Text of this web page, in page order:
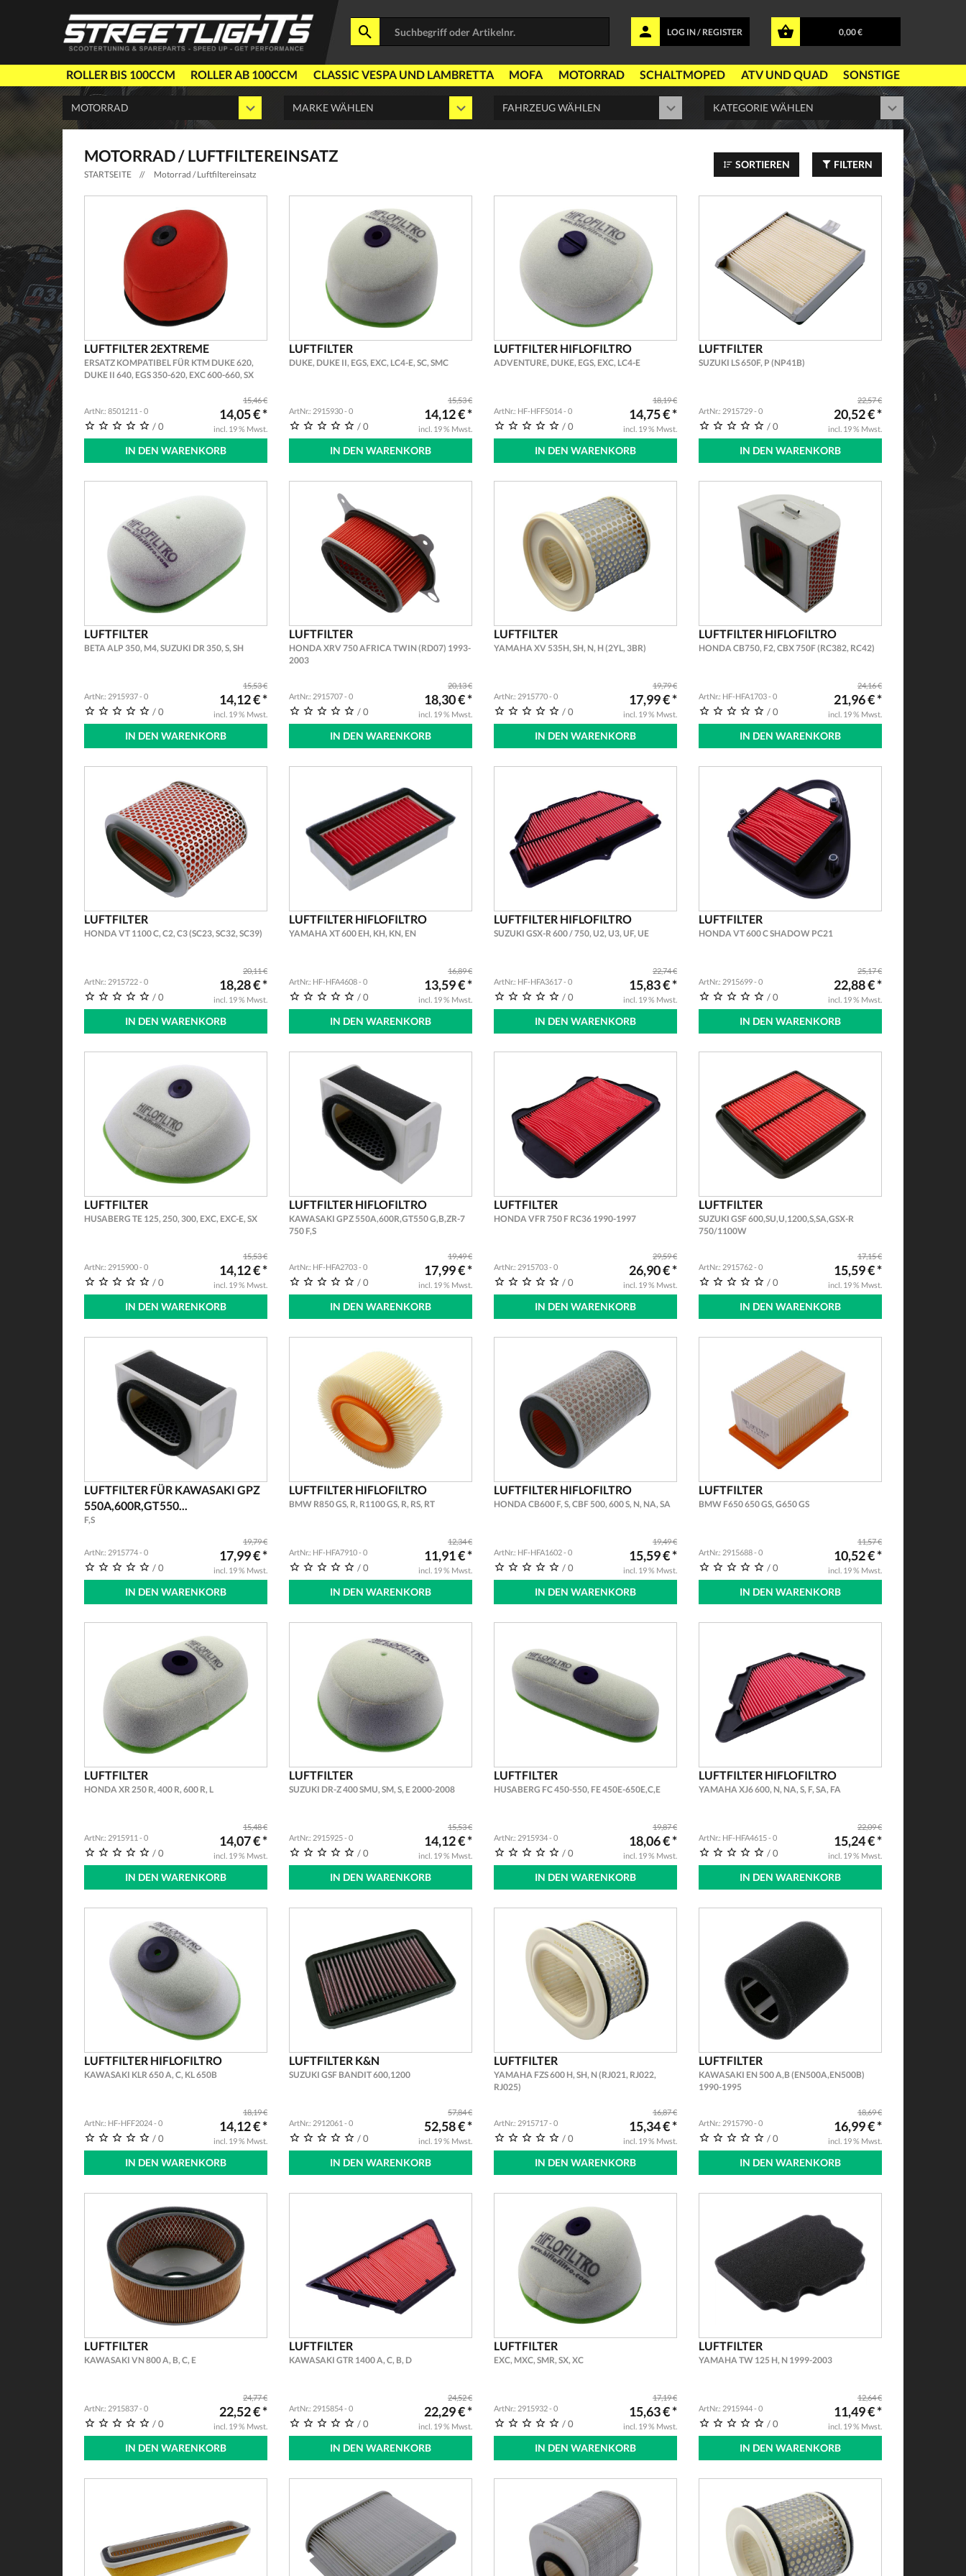
LOG IN / REGISTER 0,00 €
ROLLER BIS 100CCM ROLLER AB 100CCM CLASSIC VESPA UND LAMBRETTA MOFA MOTORRAD SCHALTMOPED ATV UND QUAD SONSTIGE
MOTORRAD / LUFTFILTEREINSATZ
STARTSEITE // Motorrad / Luftfiltereinsatz
SORTIEREN FILTERN
LUFTFILTER 2EXTREME
ERSATZ KOMPATIBEL FÜR KTM DUKE 620,
DUKE II 640, EGS 350-620, EXC 600-660, SX
ArtNr.: 8501211 - 0
/ 0
15,46 €
14,05 € *
incl. 19 % Mwst.
IN DEN WARENKORB
LUFTFILTER
DUKE, DUKE II, EGS, EXC, LC4-E, SC, SMC
ArtNr.: 2915930 - 0
/ 0
15,53 €
14,12 € *
incl. 19 % Mwst.
IN DEN WARENKORB
LUFTFILTER HIFLOFILTRO
ADVENTURE, DUKE, EGS, EXC, LC4-E
ArtNr.: HF-HFF5014 - 0
/ 0
18,19 €
14,75 € *
incl. 19 % Mwst.
IN DEN WARENKORB
LUFTFILTER
SUZUKI LS 650F, P (NP41B)
ArtNr.: 2915729 - 0
/ 0
22,57 €
20,52 € *
incl. 19 % Mwst.
IN DEN WARENKORB
LUFTFILTER
BETA ALP 350, M4, SUZUKI DR 350, S, SH
ArtNr.: 2915937 - 0
/ 0
15,53 €
14,12 € *
incl. 19 % Mwst.
IN DEN WARENKORB
LUFTFILTER
HONDA XRV 750 AFRICA TWIN (RD07) 1993-
2003
ArtNr.: 2915707 - 0
/ 0
20,13 €
18,30 € *
incl. 19 % Mwst.
IN DEN WARENKORB
LUFTFILTER
YAMAHA XV 535H, SH, N, H (2YL, 3BR)
ArtNr.: 2915770 - 0
/ 0
19,79 €
17,99 € *
incl. 19 % Mwst.
IN DEN WARENKORB
LUFTFILTER HIFLOFILTRO
HONDA CB750, F2, CBX 750F (RC382, RC42)
ArtNr.: HF-HFA1703 - 0
/ 0
24,16 €
21,96 € *
incl. 19 % Mwst.
IN DEN WARENKORB
LUFTFILTER
HONDA VT 1100 C, C2, C3 (SC23, SC32, SC39)
ArtNr.: 2915722 - 0
/ 0
20,11 €
18,28 € *
incl. 19 % Mwst.
IN DEN WARENKORB
LUFTFILTER HIFLOFILTRO
YAMAHA XT 600 EH, KH, KN, EN
ArtNr.: HF-HFA4608 - 0
/ 0
16,89 €
13,59 € *
incl. 19 % Mwst.
IN DEN WARENKORB
LUFTFILTER HIFLOFILTRO
SUZUKI GSX-R 600 / 750, U2, U3, UF, UE
ArtNr.: HF-HFA3617 - 0
/ 0
22,74 €
15,83 € *
incl. 19 % Mwst.
IN DEN WARENKORB
LUFTFILTER
HONDA VT 600 C SHADOW PC21
ArtNr.: 2915699 - 0
/ 0
25,17 €
22,88 € *
incl. 19 % Mwst.
IN DEN WARENKORB
LUFTFILTER
HUSABERG TE 125, 250, 300, EXC, EXC-E, SX
ArtNr.: 2915900 - 0
/ 0
15,53 €
14,12 € *
incl. 19 % Mwst.
IN DEN WARENKORB
LUFTFILTER HIFLOFILTRO
KAWASAKI GPZ 550A,600R,GT550 G,B,ZR-7
750 F,S
ArtNr.: HF-HFA2703 - 0
/ 0
19,49 €
17,99 € *
incl. 19 % Mwst.
IN DEN WARENKORB
LUFTFILTER
HONDA VFR 750 F RC36 1990-1997
ArtNr.: 2915703 - 0
/ 0
29,59 €
26,90 € *
incl. 19 % Mwst.
IN DEN WARENKORB
LUFTFILTER
SUZUKI GSF 600,SU,U,1200,S,SA,GSX-R
750/1100W
ArtNr.: 2915762 - 0
/ 0
17,15 €
15,59 € *
incl. 19 % Mwst.
IN DEN WARENKORB
LUFTFILTER FÜR KAWASAKI GPZ
550A,600R,GT550...
F,S
ArtNr.: 2915774 - 0
/ 0
19,79 €
17,99 € *
incl. 19 % Mwst.
IN DEN WARENKORB
LUFTFILTER HIFLOFILTRO
BMW R850 GS, R, R1100 GS, R, RS, RT
ArtNr.: HF-HFA7910 - 0
/ 0
12,34 €
11,91 € *
incl. 19 % Mwst.
IN DEN WARENKORB
LUFTFILTER HIFLOFILTRO
HONDA CB600 F, S, CBF 500, 600 S, N, NA, SA
ArtNr.: HF-HFA1602 - 0
/ 0
19,49 €
15,59 € *
incl. 19 % Mwst.
IN DEN WARENKORB
LUFTFILTER
BMW F650 650 GS, G650 GS
ArtNr.: 2915688 - 0
/ 0
11,57 €
10,52 € *
incl. 19 % Mwst.
IN DEN WARENKORB
LUFTFILTER
HONDA XR 250 R, 400 R, 600 R, L
ArtNr.: 2915911 - 0
/ 0
15,48 €
14,07 € *
incl. 19 % Mwst.
IN DEN WARENKORB
LUFTFILTER
SUZUKI DR-Z 400 SMU, SM, S, E 2000-2008
ArtNr.: 2915925 - 0
/ 0
15,53 €
14,12 € *
incl. 19 % Mwst.
IN DEN WARENKORB
LUFTFILTER
HUSABERG FC 450-550, FE 450E-650E,C,E
ArtNr.: 2915934 - 0
/ 0
19,87 €
18,06 € *
incl. 19 % Mwst.
IN DEN WARENKORB
LUFTFILTER HIFLOFILTRO
YAMAHA XJ6 600, N, NA, S, F, SA, FA
ArtNr.: HF-HFA4615 - 0
/ 0
22,09 €
15,24 € *
incl. 19 % Mwst.
IN DEN WARENKORB
LUFTFILTER HIFLOFILTRO
KAWASAKI KLR 650 A, C, KL 650B
ArtNr.: HF-HFF2024 - 0
/ 0
18,19 €
14,12 € *
incl. 19 % Mwst.
IN DEN WARENKORB
LUFTFILTER K&N
SUZUKI GSF BANDIT 600,1200
ArtNr.: 2912061 - 0
/ 0
57,84 €
52,58 € *
incl. 19 % Mwst.
IN DEN WARENKORB
LUFTFILTER
YAMAHA FZS 600 H, SH, N (RJ021, RJ022,
RJ025)
ArtNr.: 2915717 - 0
/ 0
16,87 €
15,34 € *
incl. 19 % Mwst.
IN DEN WARENKORB
LUFTFILTER
KAWASAKI EN 500 A,B (EN500A,EN500B)
1990-1995
ArtNr.: 2915790 - 0
/ 0
18,69 €
16,99 € *
incl. 19 % Mwst.
IN DEN WARENKORB
LUFTFILTER
KAWASAKI VN 800 A, B, C, E
ArtNr.: 2915837 - 0
/ 0
24,77 €
22,52 € *
incl. 19 % Mwst.
IN DEN WARENKORB
LUFTFILTER
KAWASAKI GTR 1400 A, C, B, D
ArtNr.: 2915854 - 0
/ 0
24,52 €
22,29 € *
incl. 19 % Mwst.
IN DEN WARENKORB
LUFTFILTER
EXC, MXC, SMR, SX, XC
ArtNr.: 2915932 - 0
/ 0
17,19 €
15,63 € *
incl. 19 % Mwst.
IN DEN WARENKORB
LUFTFILTER
YAMAHA TW 125 H, N 1999-2003
ArtNr.: 2915944 - 0
/ 0
12,64 €
11,49 € *
incl. 19 % Mwst.
IN DEN WARENKORB